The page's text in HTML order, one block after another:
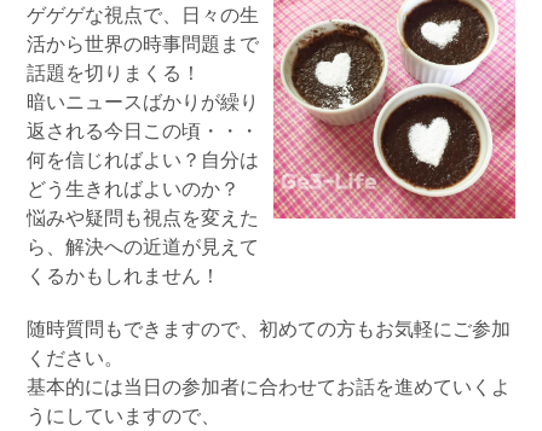
ゲゲゲな視点で、日々の生
活から世界の時事問題まで
話題を切りまくる！
暗いニュースばかりが繰り
返される今日この頃・・・
何を信じればよい？自分は
どう生きればよいのか？
悩みや疑問も視点を変えた
ら、解決への近道が見えて
くるかもしれません！
随時質問もできますので、初めての方もお気軽にご参加
ください。
基本的には当日の参加者に合わせてお話を進めていくよ
うにしていますので、